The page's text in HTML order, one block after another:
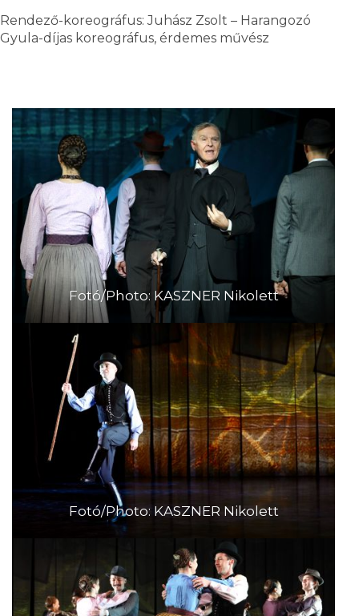
Rendező-koreográfus: Juhász Zsolt – Harangozó
Gyula-díjas koreográfus, érdemes művész
Fotó/Photo: KASZNER Nikolett
Fotó/Photo: KASZNER Nikolett